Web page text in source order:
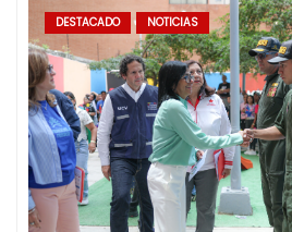
DESTACADO NOTICIAS